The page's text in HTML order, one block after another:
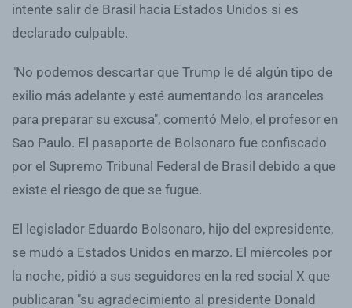
intente salir de Brasil hacia Estados Unidos si es
declarado culpable.
"No podemos descartar que Trump le dé algún tipo de
exilio más adelante y esté aumentando los aranceles
para preparar su excusa", comentó Melo, el profesor en
Sao Paulo. El pasaporte de Bolsonaro fue confiscado
por el Supremo Tribunal Federal de Brasil debido a que
existe el riesgo de que se fugue.
El legislador Eduardo Bolsonaro, hijo del expresidente,
se mudó a Estados Unidos en marzo. El miércoles por
la noche, pidió a sus seguidores en la red social X que
publicaran "su agradecimiento al presidente Donald